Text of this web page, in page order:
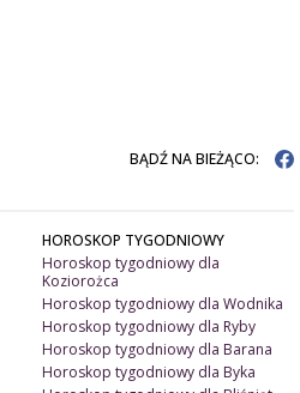
BĄDŹ NA BIEŻĄCO:
HOROSKOP TYGODNIOWY
Horoskop tygodniowy dla
Koziorożca
Horoskop tygodniowy dla Wodnika
Horoskop tygodniowy dla Ryby
Horoskop tygodniowy dla Barana
Horoskop tygodniowy dla Byka